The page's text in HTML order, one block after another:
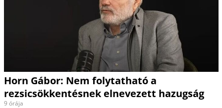
Horn Gábor: Nem folytatható a
rezsicsökkentésnek elnevezett hazugság
9 órája